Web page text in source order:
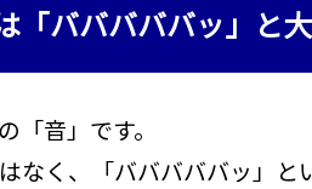
「バババババッ」と
「音」です。
なく、「バババババッ」